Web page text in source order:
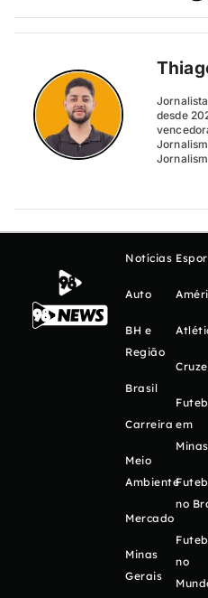
desde
Notícias
Auto
BH e
Região
Brasil
Carreira
Meio
Ambiente
Mercado
Minas
Gerais
em
Minas
no
no